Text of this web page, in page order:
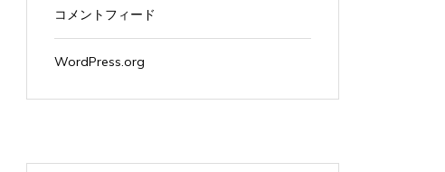
コメントフィード
WordPress.org